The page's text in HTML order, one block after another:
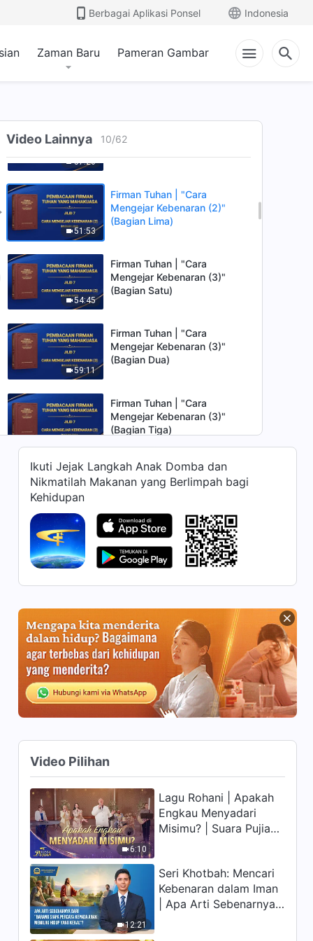
Berbagai Aplikasi Ponsel Indonesia
Zaman Baru Pameran Gambar
Video Lainnya 10/62
49:33
(Bagian Dua)
Firman Tuhan | "Cara
57:20
Firman Tuhan | "Cara
Mengejar Kebenaran (2)"
51:53
Firman Tuhan | "Cara
Mengejar Kebenaran (2)"
(Bagian Lima)
54:45
Firman Tuhan | "Cara
Mengejar Kebenaran (3)"
(Bagian Satu)
59:11
Firman Tuhan | "Cara
Mengejar Kebenaran (3)"
(Bagian Dua)
Firman Tuhan | "Cara
Mengejar Kebenaran (3)"
(Bagian Tiga)
Firman Tuhan | "Cara
Mengejar Kebenaran (3)"
Firman Tuhan | "Cara
Mengejar Kebenaran (3)"
(Bagian Lima)
41:39
Firman Tuhan | "Cara
Mengejar Kebenaran (3)"
(Bagian Enam)
46:01
Firman Tuhan | "Cara
Mengejar Kebenaran (4)"
(Bagian Satu)
43:17
(Bagian Dua)
39:25
Firman Tuhan | "Cara
Mengejar Kebenaran (4)"
(Bagian Tiga)
50:50
Firman Tuhan | "Cara
Mengejar Kebenaran (4)"
(Bagian Empat)
Ikuti Jejak Langkah Anak Domba dan
Nikmatilah Makanan yang Berlimpah bagi
Kehidupan
Video Pilihan
6:10
Lagu Rohani | Apakah
Engkau Menyadari
Misimu? | Suara Pujian
12:21
Seri Khotbah: Mencari
Kebenaran dalam Iman
| Apa Arti Sebenarnya